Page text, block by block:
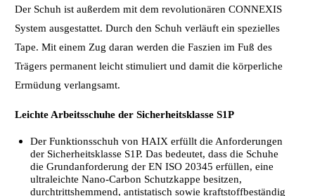
Der Schuh ist außerdem mit dem revolutionären CONNEXIS
System ausgestattet. Durch den Schuh verläuft ein spezielles
Tape. Mit einem Zug daran werden die Faszien im Fuß des
Trägers permanent leicht stimuliert und damit die körperliche
Ermüdung verlangsamt.
Leichte Arbeitsschuhe der Sicherheitsklasse S1P
Der Funktionsschuh von HAIX erfüllt die Anforderungen
der Sicherheitsklasse S1P. Das bedeutet, dass die Schuhe
die Grundanforderung der EN ISO 20345 erfüllen, eine
ultraleichte Nano-Carbon Schutzkappe besitzen,
durchtrittshemmend, antistatisch sowie kraftstoffbeständig